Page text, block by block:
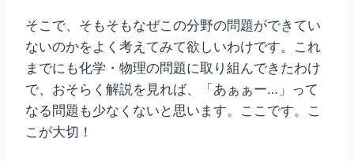
そこで、そもそもなぜこの分野の問題ができてい
ないのかをよく考えてみて欲しいわけです。これ
までにも化学・物理の問題に取り組んできたわけ
で、おそらく解説を見れば、「あぁぁー…」って
なる問題も少なくないと思います。ここです。こ
こが大切！